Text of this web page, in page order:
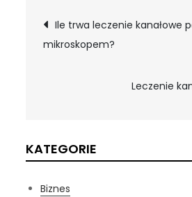
wpisu
Ile trwa leczenie kanałowe
mikroskopem?
Leczenie
KATEGORIE
Biznes